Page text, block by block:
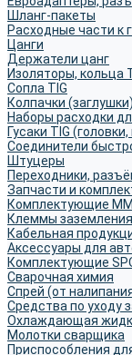
Шланг-пакеты
Расходные части к
Цанги
Держатели цанг
Изоляторы, кольца
Сопла TIG
Колпачки (заглушки)
Наборы расходки
Гусаки TIG
Соединители
Штуцеры
Переходники,
Запчасти и
Комплектующие
Клеммы заземления
Кабельная
Аксессуары для
Комплектующие
Сварочная химия
Спрей (от
Средства по уходу
Охлаждающая
Молотки сварщика
Приспособления